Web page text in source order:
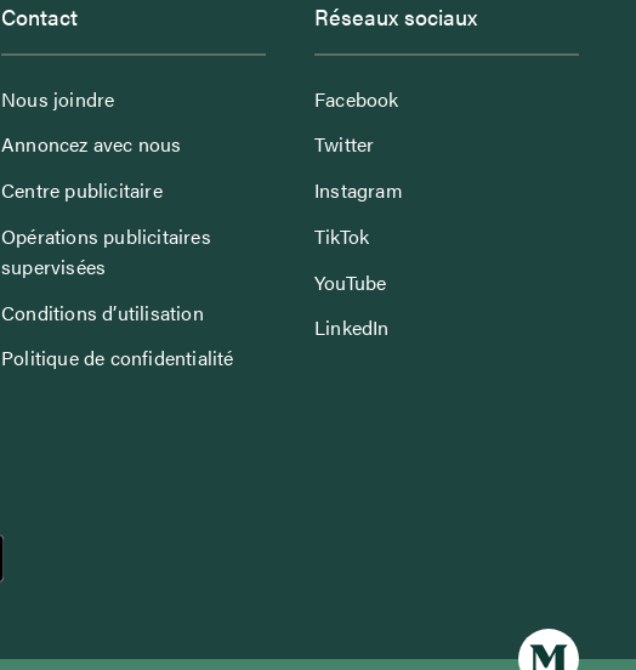
Contact
Nous joindre
Annoncez avec nous
Centre publicitaire
Opérations publicitaires
supervisées
Conditions d’utilisation
Politique de confidentialité
Réseaux sociaux
Facebook
Twitter
Instagram
TikTok
YouTube
LinkedIn